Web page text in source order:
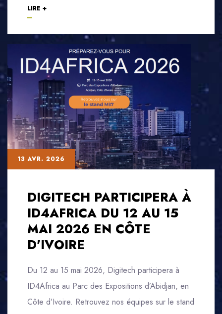
LIRE +
13 AVR. 2026
DIGITECH PARTICIPERA À
ID4AFRICA DU 12 AU 15
MAI 2026 EN CÔTE
D'IVOIRE
Du 12 au 15 mai 2026, Digitech participera à
ID4Africa au Parc des Expositions d’Abidjan, en
Côte d’Ivoire. Retrouvez nos équipes sur le stand